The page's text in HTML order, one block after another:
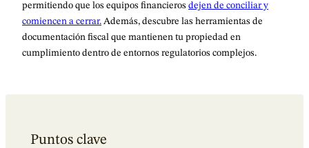
permitiendo que los equipos financieros dejen de conciliar y
comiencen a cerrar. Además, descubre las herramientas de
documentación fiscal que mantienen tu propiedad en
cumplimiento dentro de entornos regulatorios complejos.
Puntos clave